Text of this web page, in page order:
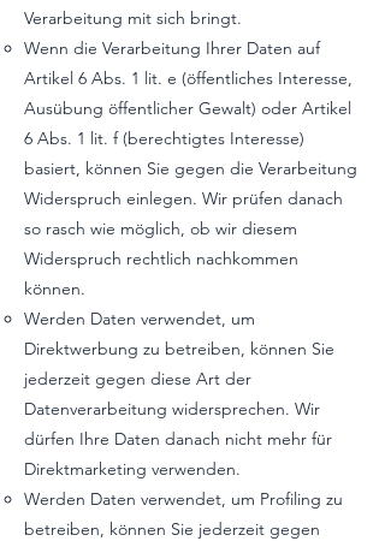
Verarbeitung mit sich bringt.
Wenn die Verarbeitung Ihrer Daten auf
Artikel 6 Abs. 1 lit. e (öffentliches Interesse,
Ausübung öffentlicher Gewalt) oder Artikel
6 Abs. 1 lit. f (berechtigtes Interesse)
basiert, können Sie gegen die Verarbeitung
Widerspruch einlegen. Wir prüfen danach
so rasch wie möglich, ob wir diesem
Widerspruch rechtlich nachkommen
können.
Werden Daten verwendet, um
Direktwerbung zu betreiben, können Sie
jederzeit gegen diese Art der
Datenverarbeitung widersprechen. Wir
dürfen Ihre Daten danach nicht mehr für
Direktmarketing verwenden.
Werden Daten verwendet, um Profiling zu
betreiben, können Sie jederzeit gegen